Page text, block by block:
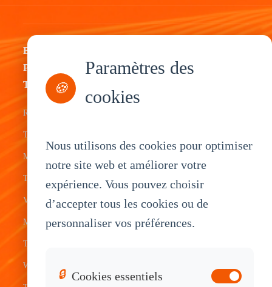
By
Product
Type
Rugged
Tablets
Mobile Data
Terminal
Vehicle
Mount
Tablets
Waterproof
Industry
Fleet
Bus &
Transit
Transportation
Warehouse
Construction
Service
Application
Driver
Tablet
Vehicle
Tracking
Tablet
System
White Label
Knowledge
Sales
🍪
Paramètres des
cookies
Nous utilisons des cookies pour optimiser
notre site web et améliorer votre
expérience. Vous pouvez choisir
d’accepter tous les cookies ou de
personnaliser vos préférences.
🔒 Cookies essentiels